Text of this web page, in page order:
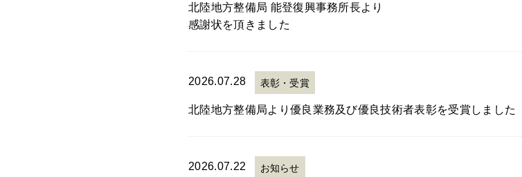
北陸地方整備局 能登復興事務所長より
感謝状を頂きました
2026.07.28 表彰・受賞
北陸地方整備局より優良業務及び優良技術者表彰を受賞しました
2026.07.22 お知らせ